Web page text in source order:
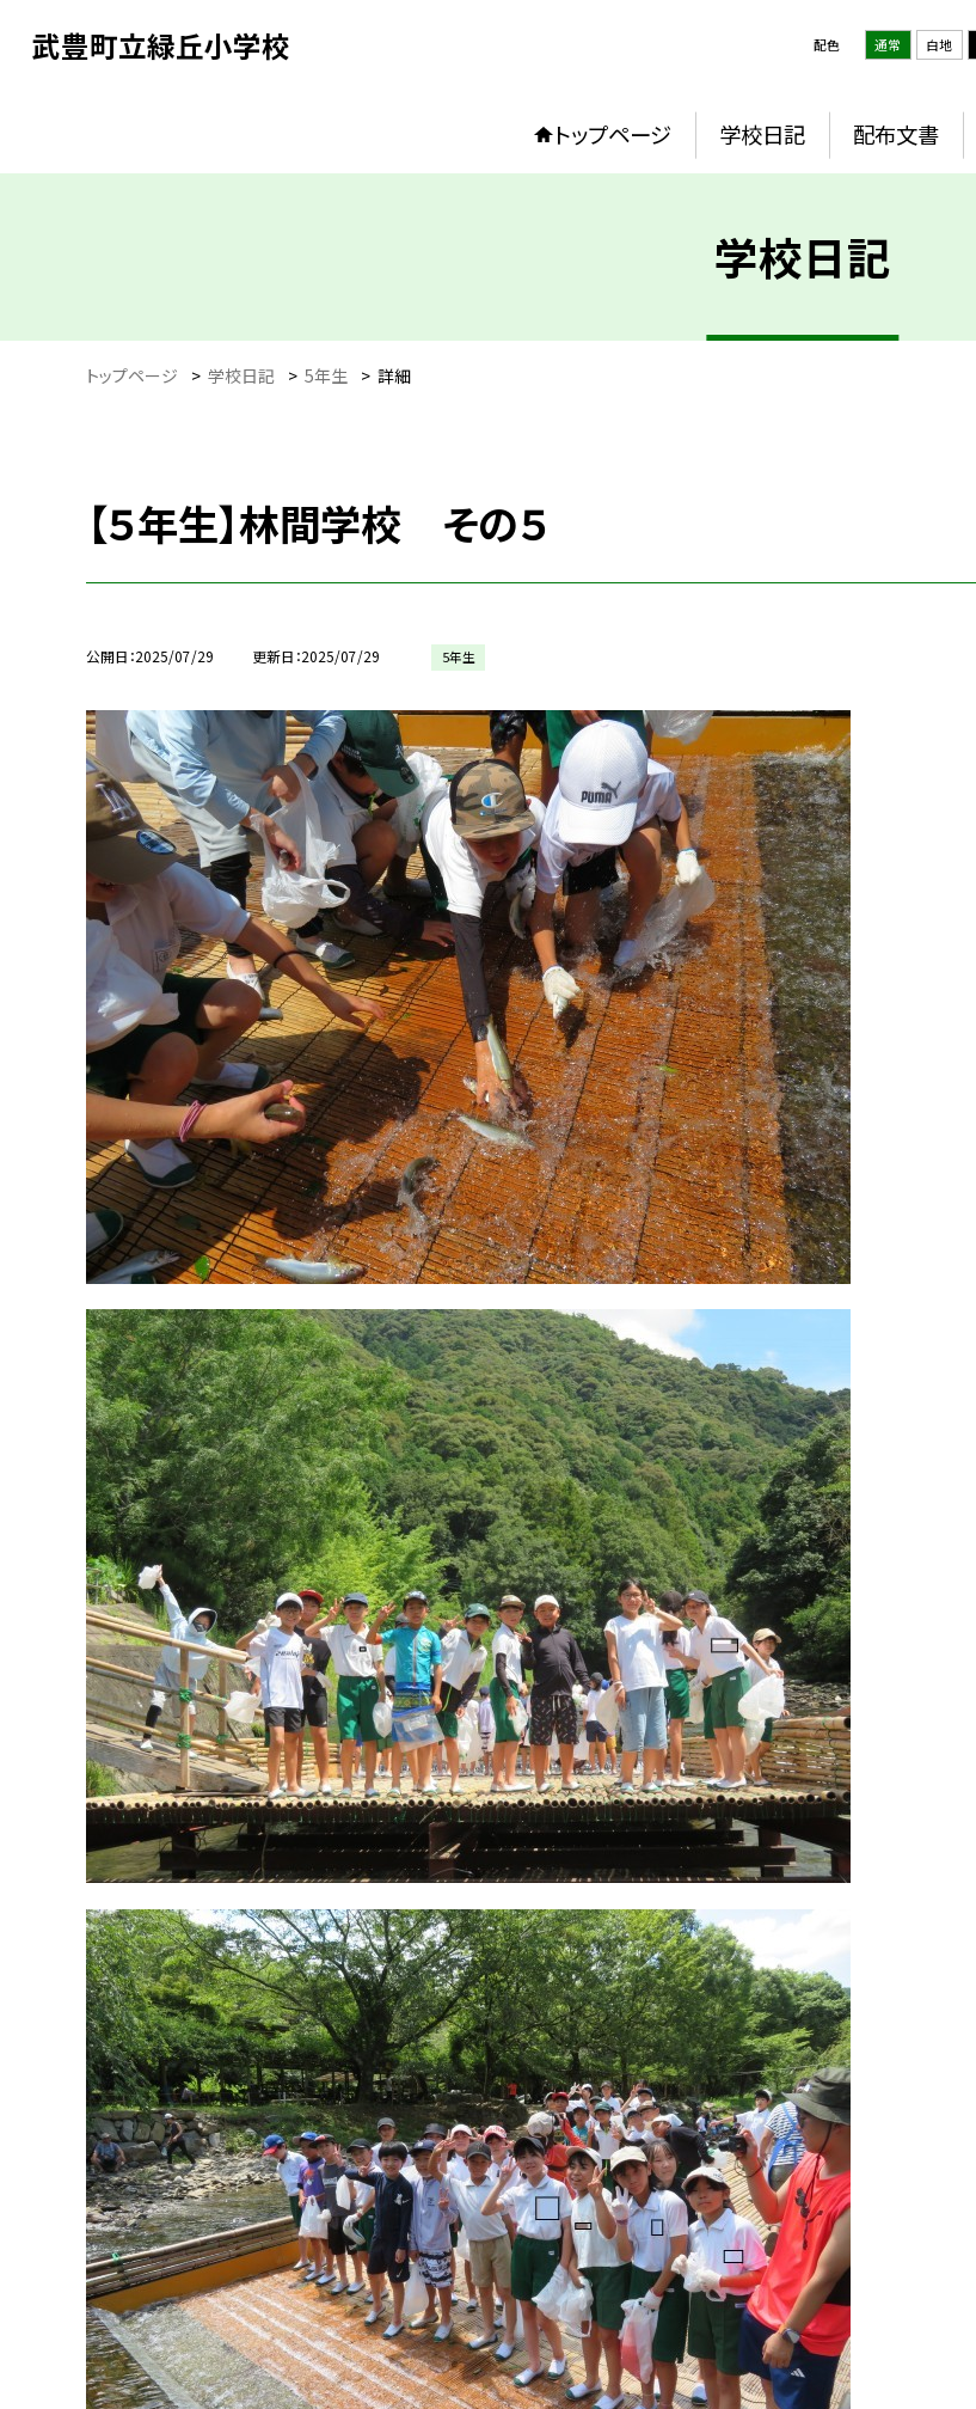
武豊町立緑丘小学校 配色 通常 白地
トップページ 学校日記 配布文書
学校日記
トップページ > 学校日記 > 5年生 > 詳細
【５年生】林間学校 その５
公開日 2025/07/29 更新日 2025/07/29 5年生